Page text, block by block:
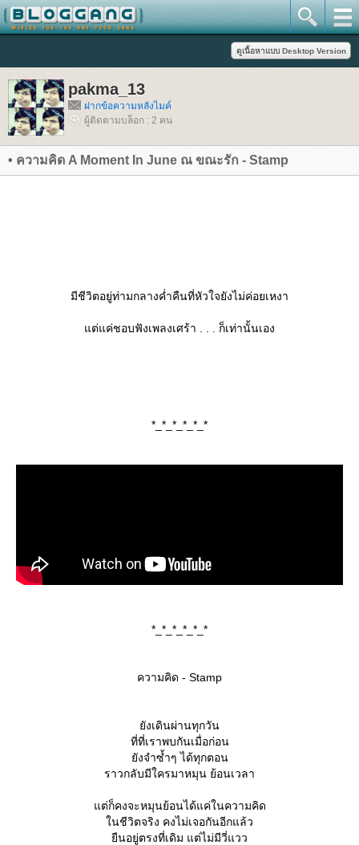
pakma_13
ฝากข้อความหลังไมค์
ผู้ติดตามบล็อก : 2 คน
• ความคิด A Moment In June ณ ขณะรัก - Stamp
มีชีวิตอยู่ท่ามกลางค่ำคืนที่หัวใจยังไม่ค่อยเหงา
ต่แค่ชอบฟังเพลงเศร้า . . . ก็เท่านั้นเอง
*_*_*_*_*_*
*_*_*_*_*_*
ความคิด - Stamp
ังเดินผ่านทุกวัน
ที่ที่เราพบกันเมื่อก่อน
ังจำซ้ำๆ ได้ทุกตอน
ราวกลับมีใครมาหมุน ย้อนเวลา
ต่ก็คงจะหมุนย้อนได้แค่ในความคิด
นชีวิตจริง คงไม่เจอกันอีกแล้ว
ืนอยู่ตรงที่เดิม แต่ไม่มีวี่แวว